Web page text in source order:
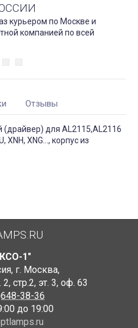
курьером по Москве и
компанией по всей
Отзывы
для AL2115,AL2116
XNH, XNG..., корпус из
1"
, г. Москва,
стр.2, эт. 3, оф. 63
38-36
до 19:00